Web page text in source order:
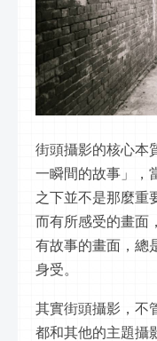
街頭攝影的核心本
一瞬間的故事」，
之下並不是那麼重
而有所感受的畫面
有故事的畫面，總
身受。
其實街頭攝影，不
都和其他的主題攝